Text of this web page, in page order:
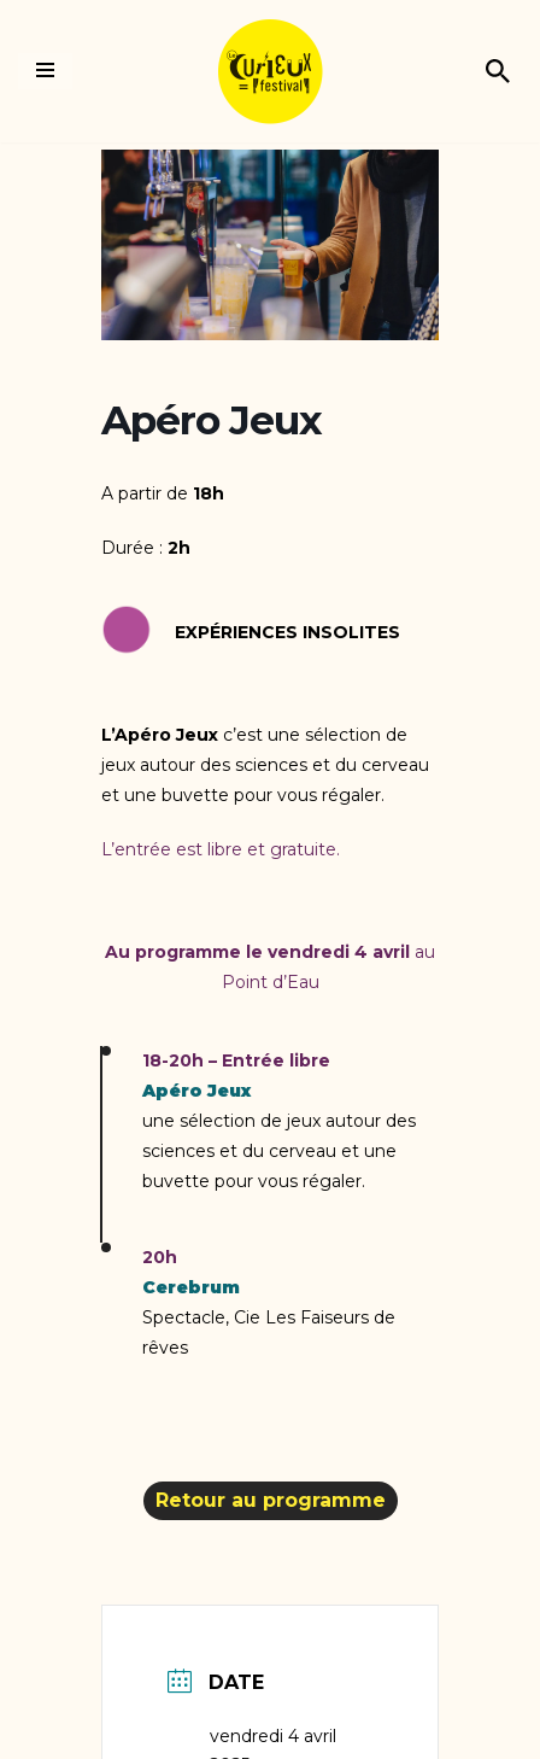
Aller
Apéro Jeux
A partir de 18h
Durée : 2h
EXPÉRIENCES INSOLITES
L’Apéro Jeux c’est une sélection de
jeux autour des sciences et du cerveau
et une buvette pour vous régaler.
L’entrée est libre et gratuite.
Au programme le vendredi 4 avril au
Point d’Eau
18-20h – Entrée libre
Apéro Jeux
une sélection de jeux autour des
sciences et du cerveau et une
buvette pour vous régaler.
20h
Cerebrum
Spectacle, Cie Les Faiseurs de
rêves
Retour au programme
DATE
vendredi 4 avril